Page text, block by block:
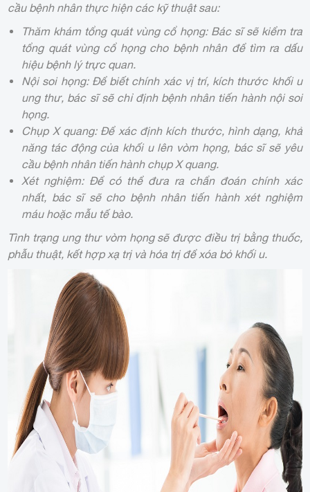
cầu bệnh nhân thực hiện các kỹ thuật sau:
Thăm khám tổng quát vùng cổ họng: Bác sĩ sẽ kiểm tra
tổng quát vùng cổ họng cho bệnh nhân để tìm ra dấu
hiệu bệnh lý trực quan.
Nội soi họng: Để biết chính xác vị trí, kích thước khối u
ung thư, bác sĩ sẽ chỉ định bệnh nhân tiến hành nội soi
họng.
Chụp X quang: Để xác định kích thước, hình dạng, khả
năng tác động của khối u lên vòm họng, bác sĩ sẽ yêu
cầu bệnh nhân tiến hành chụp X quang.
Xét nghiệm: Để có thể đưa ra chẩn đoán chính xác
nhất, bác sĩ sẽ cho bệnh nhân tiến hành xét nghiệm
máu hoặc mẫu tế bào.
Tình trạng ung thư vòm họng sẽ được điều trị bằng thuốc,
phẫu thuật, kết hợp xạ trị và hóa trị để xóa bỏ khối u.